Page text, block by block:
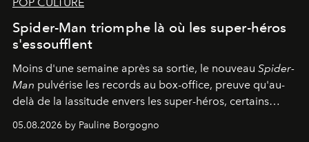
POP CULTURE
Spider-Man triomphe là où les super-héros
s'essoufflent
Moins d'une semaine après sa sortie, le nouveau Spider-
Man pulvérise les records au box-office, preuve qu'au-
delà de la lassitude envers les super-héros, certains
personnages continuent de susciter une ferveur intacte.
05.08.2026 by Pauline Borgogno